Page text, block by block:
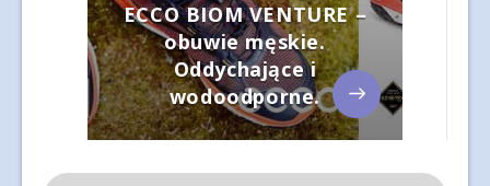
ECCO BIOM VENTURE –
obuwie męskie.
Oddychające i
wodoodporne.